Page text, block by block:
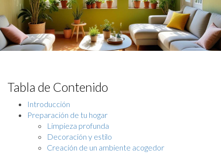
Tabla de Contenido
Introducción
Preparación de tu hogar
Limpieza profunda
Decoración y estilo
Creación de un ambiente acogedor